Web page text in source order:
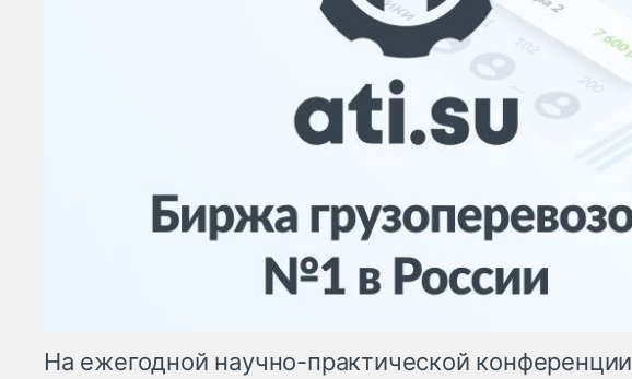
На ежегодной научно-практической конференции